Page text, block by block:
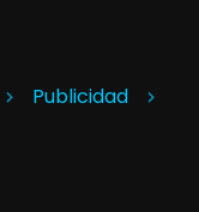
Publicidad